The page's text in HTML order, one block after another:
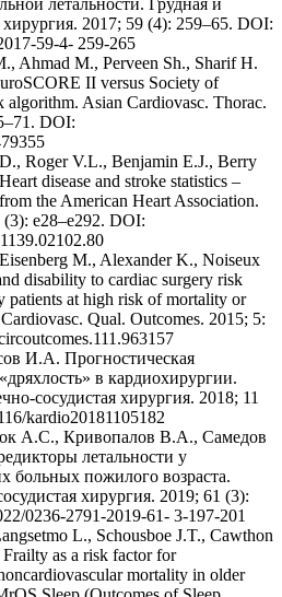
летальности. Грудная и
хирургия. 2017; 59 (4): 259–65. DOI:
59-4- 259-265
Ahmad M., Perveen Sh., Sharif H.
II versus Society of
algorithm. Asian Cardiovasc. Thorac.
DOI:
Roger V.L., Benjamin E.J., Berry
disease and stroke statistics –
the American Heart Association.
е28–е292. DOI:
M., Alexander K., Noiseux
disability to cardiac surgery risk
patients at high risk of mortality or
Qual. Outcomes. 2015; 5:
И.А. Прогностическая
в кардиохирургии.
сосудистая хирургия. 2018; 11
kardio20181105182
А.С., Кривопалов В.А., Самедов
летальности у
больных пожилого возраста.
хирургия. 2019; 61 (3):
0236-2791-2019-61- 3-197-201
L., Schousboe J.T., Cawthon
as a risk factor for
mortality in older